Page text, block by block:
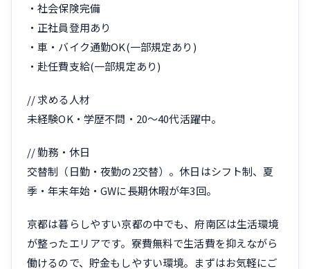
・社会保険完備
・正社員登用あり
・車・バイク通勤OK(一部規定あり)
・赴任費支給(一部規定あり)
// 求める人材
未経験OK・学歴不問・20〜40代活躍中。
// 勤務・休日
交替制（日勤・夜勤の2交替）。休日はシフト制、夏
季・年末年始・GWに長期休暇が年3回。
京都は暮らしやすい京都の中でも、府南区は生活環境
が整ったエリアです。寮費無料で生活費を抑えながら
働けるので、貯金もしやすい環境。まずはお気軽にご